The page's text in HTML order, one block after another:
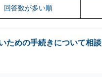
回答数が多い順
ための手続きについて相談